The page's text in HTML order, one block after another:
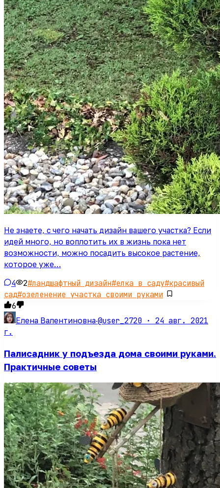
Не знаете, с чего начать дизайн вашего участка? Если
идей много, но воплотить их в жизнь пока нет
возможности, можно посадить высокое растение,
которое уже…
4 2#ландшафтный дизайн#елка в саду#красивый
сад#озеленение участка своими руками
6
Елена Валентиновна·@user_2720 · 24 авг. 2021
г.
Палисадник у подъезда дома своими руками.
Практичные советы